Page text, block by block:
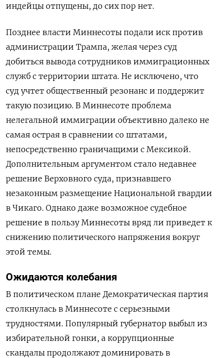
индейцы отпущены, до сих пор нет.
Позднее власти Миннесоты подали иск против
администрации Трампа, желая через суд
добиться вывода сотрудников иммиграционных
служб с территории штата. Не исключено, что
суд учтет общественный резонанс и поддержит
такую позицию. В Миннесоте проблема
нелегальной иммиграции объективно далеко не
самая острая в сравнении со штатами,
непосредственно граничащими с Мексикой.
Дополнительным аргументом стало недавнее
решение Верховного суда, признавшего
незаконным размещение Национальной гвардии
в Чикаго. Однако даже возможное судебное
решение в пользу Миннесоты вряд ли приведет к
снижению политического напряжения вокруг
этой темы.
Ожидаются колебания
В политическом плане Демократическая партия
столкнулась в Миннесоте с серьезными
трудностями. Популярный губернатор выбыл из
избирательной гонки, а коррупционные
скандалы продолжают доминировать в